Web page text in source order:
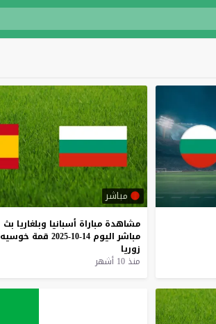
مباشر
مشاهدة مباراة أسبانيا وبلغاريا بث
مباشر اليوم 14-10-2025 قمة خوسيه
زوريا
منذ 10 أشهر